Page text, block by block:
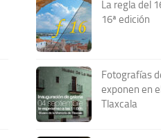
La regla del
16ª edición
Fotografías
exponen en
Tlaxcala